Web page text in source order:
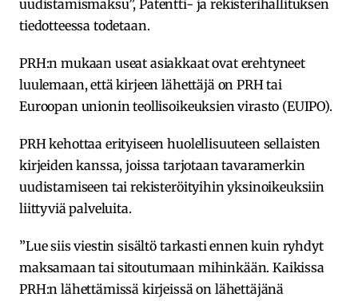
uudistamismaksu”, Patentti- ja rekisterihallituksen
tiedotteessa todetaan.
PRH:n mukaan useat asiakkaat ovat erehtyneet
luulemaan, että kirjeen lähettäjä on PRH tai
Euroopan unionin teollisoikeuksien virasto (EUIPO).
PRH kehottaa erityiseen huolellisuuteen sellaisten
kirjeiden kanssa, joissa tarjotaan tavaramerkin
uudistamiseen tai rekisteröityihin yksinoikeuksiin
liittyviä palveluita.
”Lue siis viestin sisältö tarkasti ennen kuin ryhdyt
maksamaan tai sitoutumaan mihinkään. Kaikissa
PRH:n lähettämissä kirjeissä on lähettäjänä